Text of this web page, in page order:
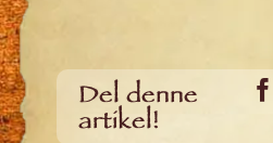
Del denne
artikel!